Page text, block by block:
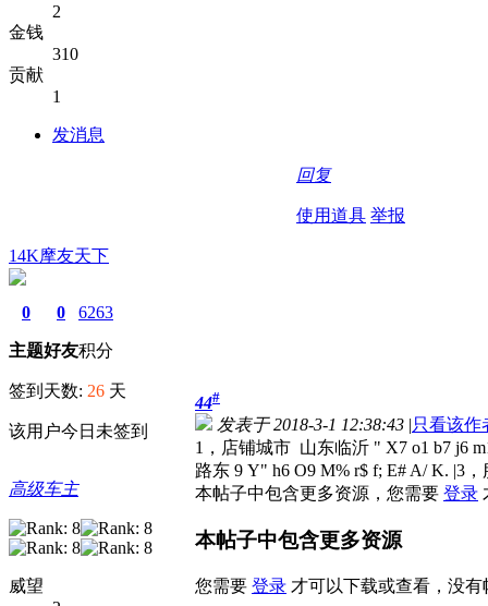
2
金钱
310
贡献
1
发消息
回复
使用道具 举报
14K摩友天下
0
主题
0
好友
6263
积分
签到天数: 26 天
该用户今日未签到
高级车主
威望
44#
发表于 2018-3-1 12:38:43 |只看该作
1，店铺城市 山东临沂 " X7 o1 b7 j6
路东 9 Y" h6 O9 M% r$ f; E# A/ K. |3
本帖子中包含更多资源，您需要 登录
本帖子中包含更多资源
您需要 登录 才可以下载或查看，没有